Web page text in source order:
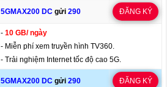
5GMAX200 DCgửi 290 ĐĂNG KÝ
-10 GB/ ngày
- Miễn phí xem truyền hình TV360.
- Trải nghiệm Internet tốc độ cao 5G.
5GMAX200 DCgửi 290 ĐĂNG KÝ